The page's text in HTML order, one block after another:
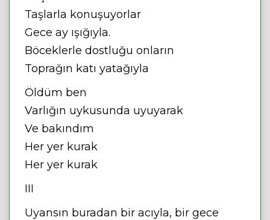
Taşlarla konuşuyorlar
Gece ay ışığıyla.
Böceklerle dostluğu onların
Toprağın katı yatağıyla
Öldüm ben
Varlığın uykusunda uyuyarak
Ve bakındım
Her yer kurak
Her yer kurak
III
Uyansın buradan bir acıyla, bir gece